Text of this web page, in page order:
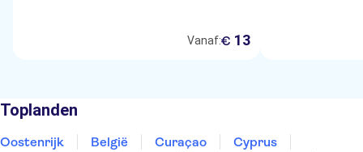
Vanaf:€ 13
Toplanden
Oostenrijk België Curaçao
Cyprus